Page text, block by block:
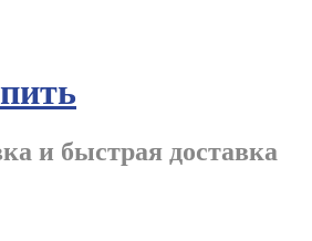
и быстрая доставка